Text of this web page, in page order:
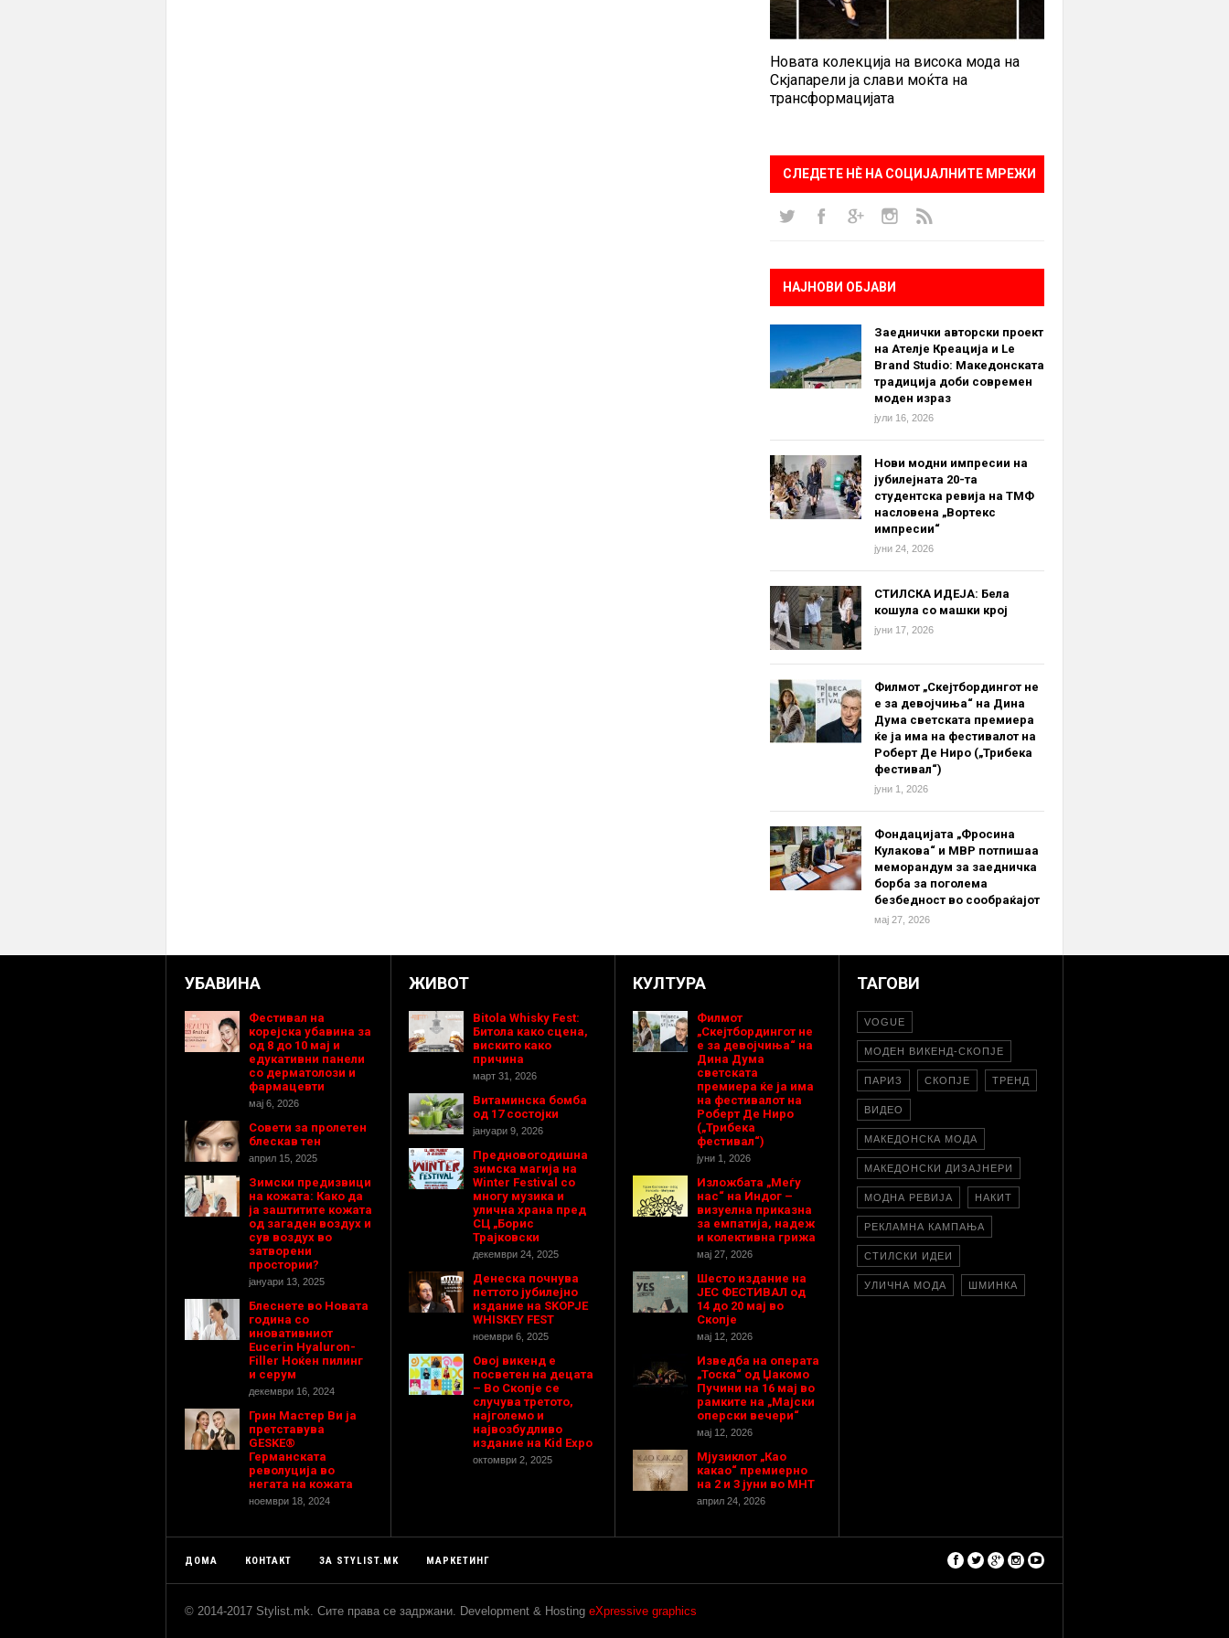
Новата колекција на висока мода на
Скјапарели ја слави моќта на
трансформацијата
СЛЕДЕТЕ НÈ НА СОЦИЈАЛНИТЕ МРЕЖИ
НАЈНОВИ ОБЈАВИ
Заеднички авторски проект
на Ателје Креација и Le
Brand Studio: Македонската
традиција доби современ
моден израз
јули 16, 2026
Нови модни импресии на
јубилејната 20-та
студентска ревија на ТМФ
насловена „Вортекс
импресии“
јуни 24, 2026
СТИЛСКА ИДЕЈА: Бела
кошула со машки крој
јуни 17, 2026
Филмот „Скејтбордингот не
е за девојчиња“ на Дина
Дума светската премиера
ќе ја има на фестивалот на
Роберт Де Ниро („Трибека
фестивал“)
јуни 1, 2026
Фондацијата „Фросина
Кулакова“ и МВР потпишаа
меморандум за заедничка
борба за поголема
безбедност во сообраќајот
мај 27, 2026
УБАВИНА
Фестивал на
корејска убавина за
од 8 до 10 мај и
едукативни панели
со дерматолози и
фармацевти
мај 6, 2026
Совети за пролетен
блескав тен
април 15, 2025
Зимски предизвици
на кожата: Како да
ја заштитите кожата
од загаден воздух и
сув воздух во
затворени
простории?
јануари 13, 2025
Блеснете во Новата
година со
иновативниот
Eucerin Hyaluron-
Filler Ноќен пилинг
и серум
декември 16, 2024
Грин Мастер Ви ја
претставува
GESKE®
Германската
револуција во
негата на кожата
ноември 18, 2024
ЖИВОТ
Bitola Whisky Fest:
Битола како сцена,
вискито како
причина
март 31, 2026
Витаминска бомба
од 17 состојки
јануари 9, 2026
Предновогодишнa
зимска магија на
Winter Festival со
многу музика и
улична храна пред
СЦ „Борис
Трајковски
декември 24, 2025
Денеска почнува
петтото јубилејно
издание на SKOPJE
WHISKEY FEST
ноември 6, 2025
Овој викенд е
посветен на децата
– Во Скопје се
случува третото,
најголемо и
највозбудливо
издание на Kid Expo
октомври 2, 2025
КУЛТУРА
Филмот
„Скејтбордингот не
е за девојчиња“ на
Дина Дума
светската
премиера ќе ја има
на фестивалот на
Роберт Де Ниро
(„Трибека
фестивал“)
јуни 1, 2026
Изложбата „Меѓу
нас“ на Индог –
визуелна приказна
за емпатија, надеж
и колективна грижа
мај 27, 2026
Шесто издание на
ЈЕС ФЕСТИВАЛ од
14 до 20 мај во
Скопје
мај 12, 2026
Изведба на операта
„Тоска“ од Џакомо
Пучини на 16 мај во
рамките на „Мајски
оперски вечери“
мај 12, 2026
Мјузиклот „Као
какао“ премиерно
на 2 и 3 јуни во МНТ
април 24, 2026
ТАГОВИ
VOGUE
МОДЕН ВИКЕНД-СКОПЈЕ
ПАРИЗ СКОПЈЕ ТРЕНД
ВИДЕО
МАКЕДОНСКА МОДА
МАКЕДОНСКИ ДИЗАЈНЕРИ
МОДНА РЕВИЈА НАКИТ
РЕКЛАМНА КАМПАЊА
СТИЛСКИ ИДЕИ
УЛИЧНА МОДА ШМИНКА
ДОМА КОНТАКТ ЗА STYLIST.MK МАРКЕТИНГ
© 2014-2017 Stylist.mk. Сите права се задржани. Development & Hosting eXpressive graphics